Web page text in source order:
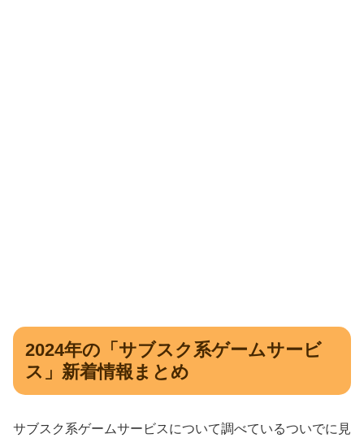
2024年の「サブスク系ゲームサービ
ス」新着情報まとめ
サブスク系ゲームサービスについて調べているついでに見